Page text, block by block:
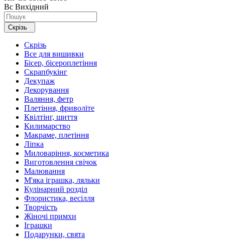
Вс Вихідний
Скрізь
Скрізь
Все для вишивки
Бісер, бісероплетіння
Скрапбукінг
Декупаж
Декорування
Валяння, фетр
Плетіння, фриволіте
Квілтінг, шиття
Килимарство
Макраме, плетіння
Ліпка
Миловаріння, косметика
Виготовлення свічок
Малювання
М'яка іграшка, ляльки
Кулінарний розділ
Флористика, весілля
Творчість
Жіночі примхи
Іграшки
Подарунки, свята